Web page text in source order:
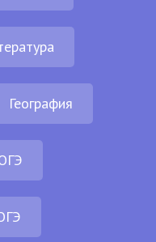
География